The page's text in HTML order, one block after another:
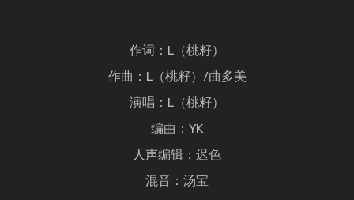
作词：L（桃籽）
作曲：L（桃籽）/曲多美
演唱：L（桃籽）
编曲：YK
人声编辑：迟色
混音：汤宝